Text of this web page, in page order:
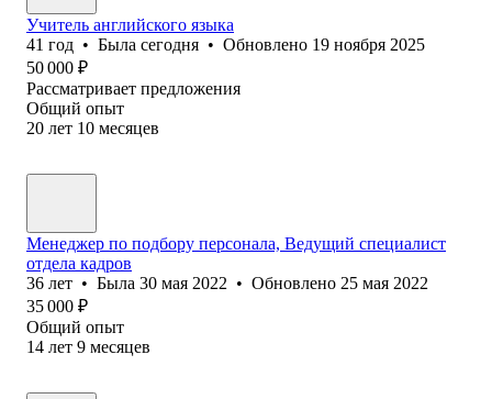
Учитель английского языка
41 год • Была сегодня • Обновлено 19 ноября 2025
50 000 ₽
Рассматривает предложения
Общий опыт
20 лет 10 месяцев
Менеджер по подбору персонала, Ведущий специалист
отдела кадров
36 лет • Была 30 мая 2022 • Обновлено 25 мая 2022
35 000 ₽
Общий опыт
14 лет 9 месяцев